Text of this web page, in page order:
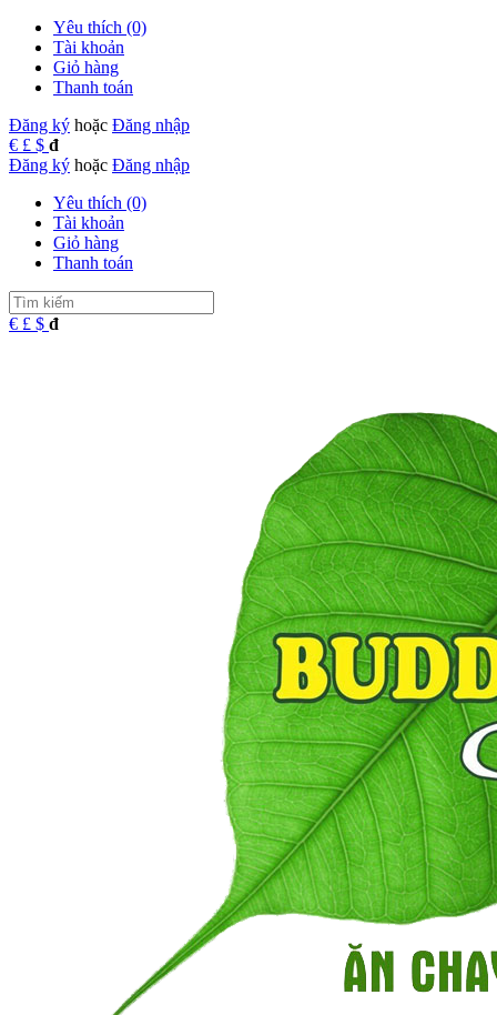
Yêu thích (0)
Tài khoản
Giỏ hàng
Thanh toán
Đăng ký hoặc Đăng nhập
€ £ $ đ
Đăng ký hoặc Đăng nhập
Yêu thích (0)
Tài khoản
Giỏ hàng
Thanh toán
€ £ $ đ